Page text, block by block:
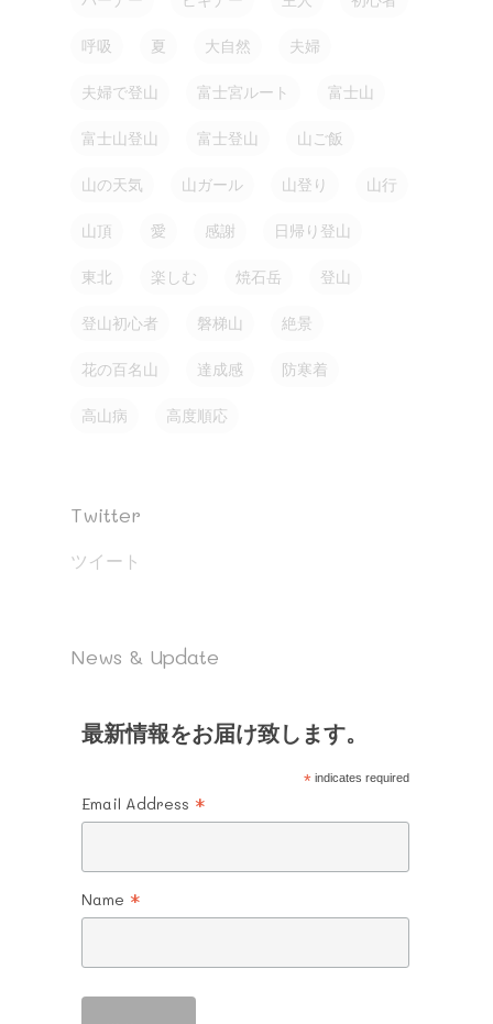
呼吸 夏 大自然 夫婦
夫婦で登山 富士宮ルート 富士山
富士山登山 富士登山 山ご飯
山の天気 山ガール 山登り 山行
山頂 愛 感謝 日帰り登山
東北 楽しむ 焼石岳 登山
登山初心者 磐梯山 絶景
花の百名山 達成感 防寒着
高山病 高度順応
Twitter
ツイート
News & Update
最新情報をお届け致します。
*indicates required
Email Address *
Name *